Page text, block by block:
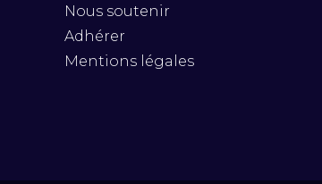
Nous soutenir
Adhérer
Mentions légales